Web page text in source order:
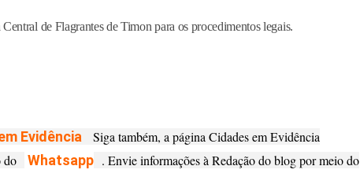
de Flagrantes de Timon para os procedimentos legais.
Evidência Siga também, a página Cidades em Evidência
do Whatsapp. Envie informações à Redação do blog por meio do